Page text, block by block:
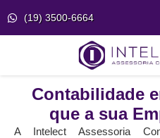
(19) 3500-6664
Contabilidade
que a sua
A Intelect Assessoria